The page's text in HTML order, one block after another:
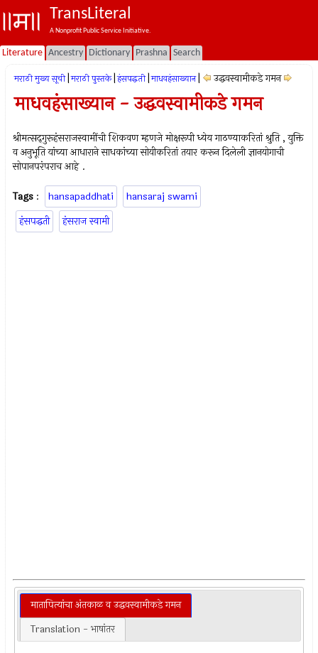
TransLiteral
A Nonprofit Public Service Initiative.
Literature Ancestry Dictionary Prashna Search
मराठी मुख्य सूची मराठी पुस्तके हंसपद्धती माधवहंसाख्यान उद्धवस्वामीकडे गमन
माधवहंसाख्यान - उद्धवस्वामीकडे गमन
श्रीमत्सद्‍गुरूहंसराजस्वामींची शिकवण म्हणजे मोक्षरूपी ध्येय गाठण्याकरितां श्रुति , युक्ति
व अनुभूति यांच्या आधाराने साधकांच्या सोयीकरितां तयार करून दिलेली ज्ञानयोगाची
सोपानपरंपराच आहे .
Tags : hansapaddhati
hansaraj swami
हंसपद्धती
हंसराज स्वामी
मातापित्यांचा अंतकाळ व उद्धवस्वामीकडे गमन
Translation - भाषांतर